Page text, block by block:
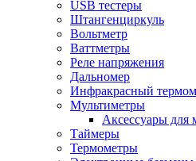
USB тестеры
Штангенциркуль
Вольтметр
Ваттметры
Реле напряжения
Дальномер
Инфракрасный
Мультиметры
Аксессуары для
Таймеры
Термометры